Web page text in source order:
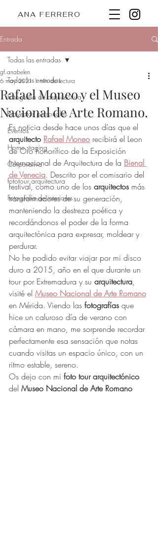
ANA FERRERO
Entrada
Todas las entradas
Fotografía de arquitectura
Proyectos personales
Eventos
Home staging
Corporativa
fototour arquitectura
Fotografía de interiores
Todas las entradas
Rafael Moneo y el Museo
Nacional de Arte Romano.
gf.anabelen
6 may 2021 1 min de lectura
Es noticia desde hace unos días que el
arquitecto Rafael Moneo recibirá el Leon
de Oro honorífico de la Exposición
Internacional de Arquitectura de la Bienal
de Venecia. Descrito por el comisario del
festival, como uno de los arquitectos más
transformadores de su generación,
manteniendo la destreza poética y
recordándonos el poder de la forma
arquitectónica para expresar, moldear y
perdurar.
No he podido evitar viajar por mi disco
duro a 2015, año en el que durante un
tour por Extremadura y su arquitectura,
visité el Museo Nacional de Arte Romano
en Mérida. Viendo las fotografías que
hice un caluroso día de verano con
cámara en mano, me sorprende recordar
perfectamente esa sensación que notas
cuando visitas un espacio único, con un
ritmo estable, sereno.
Os dejo con mi foto tour arquitectónico
del Museo Nacional de Arte Romano